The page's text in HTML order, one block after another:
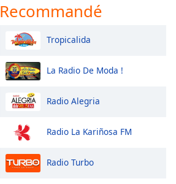
Recommandé
Tropicalida
La Radio De Moda !
Radio Alegria
Radio La Kariñosa FM
Radio Turbo